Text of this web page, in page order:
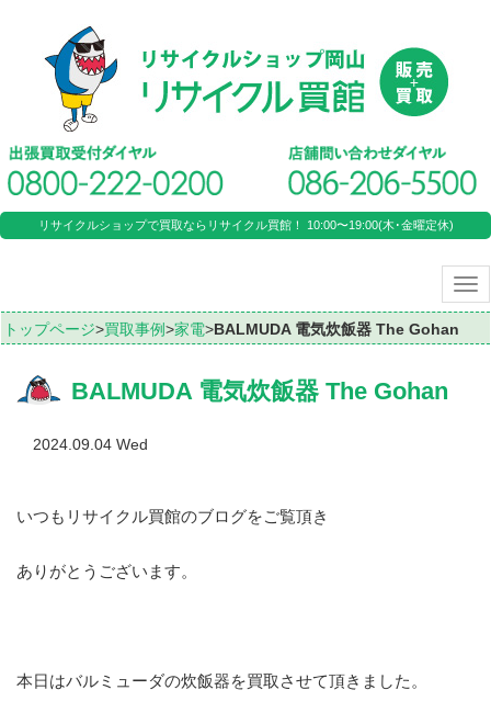
リサイクルショップで買取ならリサイクル買館！ 10:00〜19:00(木･金曜定休)
トップページ>買取事例>家電>BALMUDA 電気炊飯器 The Gohan
BALMUDA 電気炊飯器 The Gohan
2024.09.04 Wed
いつもリサイクル買館のブログをご覧頂き
ありがとうございます。
本日はバルミューダの炊飯器を買取させて頂きました。